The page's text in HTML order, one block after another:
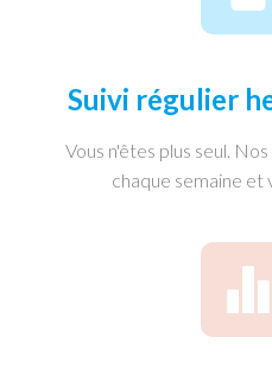
Suivi régulier
Vous n'êtes plus seul.
chaque semaine et